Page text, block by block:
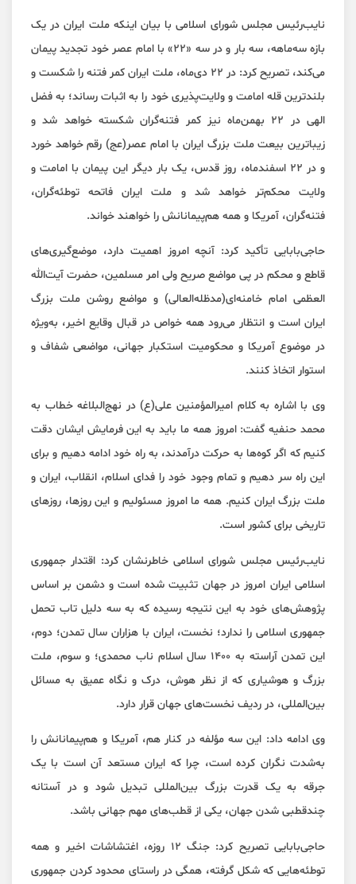
نایب‌رئیس مجلس شورای اسلامی با بیان اینکه ملت ایران در یک
بازه سه‌ماهه، سه بار و در سه «۲۲» با امام عصر خود تجدید پیمان
می‌کند، تصریح کرد: در ۲۲ دی‌ماه، ملت ایران کمر فتنه را شکست و
بلندترین قله امامت و ولایت‌پذیری خود را به اثبات رساند؛ به فضل
الهی در ۲۲ بهمن‌ماه نیز کمر فتنه‌گران شکسته خواهد شد و
زیباترین بیعت ملت بزرگ ایران با امام عصر(عج) رقم خواهد خورد
و در ۲۲ اسفندماه، روز قدس، یک بار دیگر این پیمان با امامت و
ولایت محکم‌تر خواهد شد و ملت ایران فاتحه توطئه‌گران،
فتنه‌گران، آمریکا و همه هم‌پیمانانش را خواهند خواند.
حاجی‌بابایی تأکید کرد: آنچه امروز اهمیت دارد، موضع‌گیری‌های
قاطع و محکم در پی مواضع صریح ولی امر مسلمین، حضرت آیت‌الله
العظمی امام خامنه‌ای(مدظله‌العالی) و مواضع روشن ملت بزرگ
ایران است و انتظار می‌رود همه خواص در قبال وقایع اخیر، به‌ویژه
در موضوع آمریکا و محکومیت استکبار جهانی، مواضعی شفاف و
استوار اتخاذ کنند.
وی با اشاره به کلام امیرالمؤمنین علی(ع) در نهج‌البلاغه خطاب به
محمد حنفیه گفت: امروز همه ما باید به این فرمایش ایشان دقت
کنیم که اگر کوه‌ها به حرکت درآمدند، به راه خود ادامه دهیم و برای
این راه سر دهیم و تمام وجود خود را فدای اسلام، انقلاب، ایران و
ملت بزرگ ایران کنیم. همه ما امروز مسئولیم و این روزها، روزهای
تاریخی برای کشور است.
نایب‌رئیس مجلس شورای اسلامی خاطرنشان کرد: اقتدار جمهوری
اسلامی ایران امروز در جهان تثبیت شده است و دشمن بر اساس
پژوهش‌های خود به این نتیجه رسیده که به سه دلیل تاب تحمل
جمهوری اسلامی را ندارد؛ نخست، ایران با هزاران سال تمدن؛ دوم،
این تمدن آراسته به ۱۴۰۰ سال اسلام ناب محمدی؛ و سوم، ملت
بزرگ و هوشیاری که از نظر هوش، درک و نگاه عمیق به مسائل
بین‌المللی، در ردیف نخست‌های جهان قرار دارد.
وی ادامه داد: این سه مؤلفه در کنار هم، آمریکا و هم‌پیمانانش را
به‌شدت نگران کرده است، چرا که ایران مستعد آن است با یک
جرقه به یک قدرت بزرگ بین‌المللی تبدیل شود و در آستانه
چندقطبی شدن جهان، یکی از قطب‌های مهم جهانی باشد.
حاجی‌بابایی تصریح کرد: جنگ ۱۲ روزه، اغتشاشات اخیر و همه
توطئه‌هایی که شکل گرفته، همگی در راستای محدود کردن جمهوری